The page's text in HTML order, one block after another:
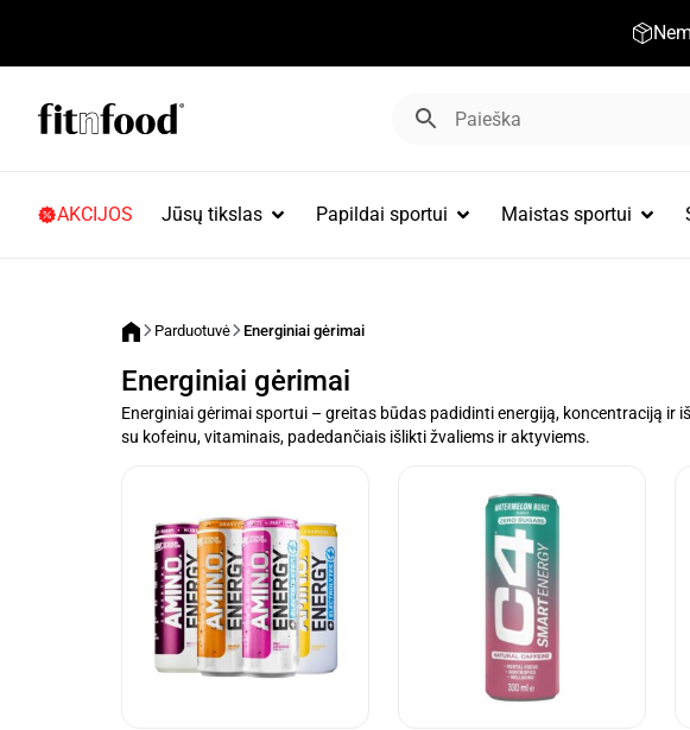
AKCIJOS Jūsų tikslas Papildai sportui Maistas sportui
Parduotuvė Energiniai gėrimai
Energiniai gėrimai
Energiniai gėrimai sportui – greitas būdas padidinti energiją, koncentraciją
su kofeinu, vitaminais, padedančiais išlikti žvaliems ir aktyviems.